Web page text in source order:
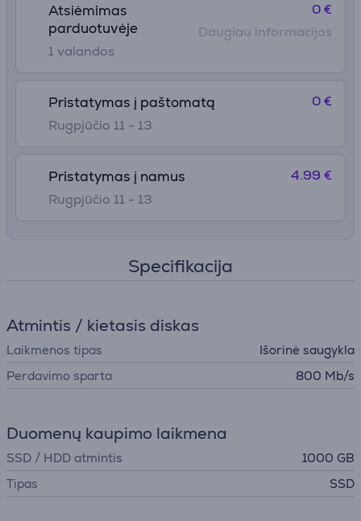
Atsiėmimas
parduotuvėje
1 valandos
0 €
Daugiau informacijos
Pristatymas į paštomatą
Rugpjūčio 11 - 13
0 €
Pristatymas į namus
Rugpjūčio 11 - 13
4.99 €
Specifikacija
Atmintis / kietasis diskas
Laikmenos tipas
Išorinė saugykla
Perdavimo sparta
800 Mb/s
Duomenų kaupimo laikmena
SSD / HDD atmintis
1000 GB
Tipas
SSD